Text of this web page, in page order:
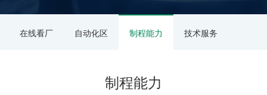
在线看厂 自动化区 制程能力 技术服务
制程能力